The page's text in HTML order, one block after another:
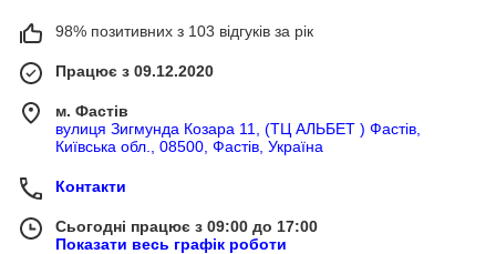
98% позитивних з 103 відгуків за рік
Працює з 09.12.2020
м. Фастів
вулиця Зигмунда Козара 11, (ТЦ АЛЬБЕТ ) Фастів,
Київська обл., 08500, Фастів, Україна
Контакти
Сьогодні працює з 09:00 до 17:00
Показати весь графік роботи